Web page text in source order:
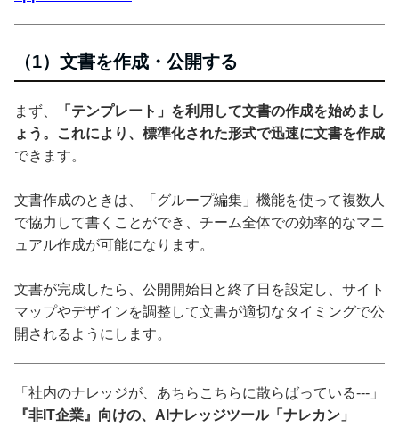
（1）文書を作成・公開する
まず、
「テンプレート」を利用して文書の作成を始めまし
ょう。これにより、標準化された形式で迅速に文書を作成
できます。
文書作成のときは、「グループ編集」機能を使って複数人
で協力して書くことができ、チーム全体での効率的なマニ
ュアル作成が可能になります。
文書が完成したら、公開開始日と終了日を設定し、サイト
マップやデザインを調整して文書が適切なタイミングで公
開されるようにします。
「社内のナレッジが、あちらこちらに散らばっている---」
『非IT企業』向けの、AIナレッジツール「ナレカン」